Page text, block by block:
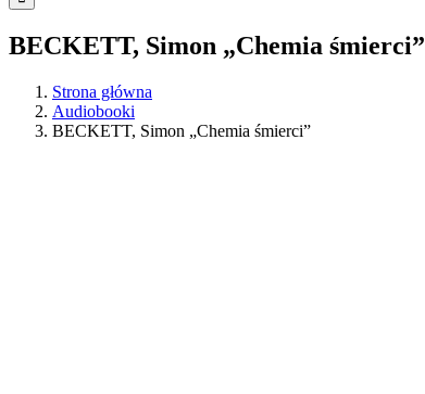
BECKETT, Simon „Chemia śmierci”
Strona główna
Audiobooki
BECKETT, Simon „Chemia śmierci”